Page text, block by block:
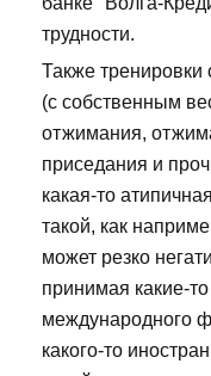
трудности.
Также тренировки
(с собственным
отжимания,
приседания и
какая-то
такой, как
может резко
принимая какие-
международного
какого-то